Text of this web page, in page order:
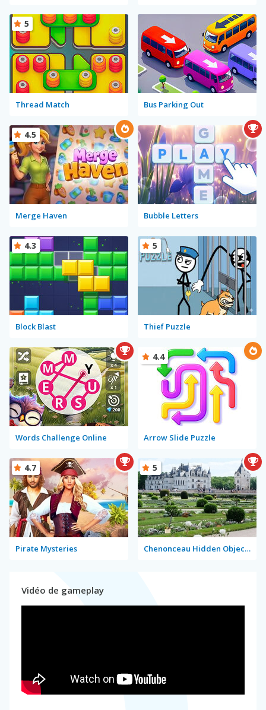
Thread Match
5
Bus Parking Out
Merge Haven
4.5
Bubble Letters
Block Blast
4.3
Thief Puzzle
5
Words Challenge Online Arrow Slide Puzzle
4.4
Pirate Mysteries
4.7
Chenonceau Hidden Objects
5
Vidéo de gameplay